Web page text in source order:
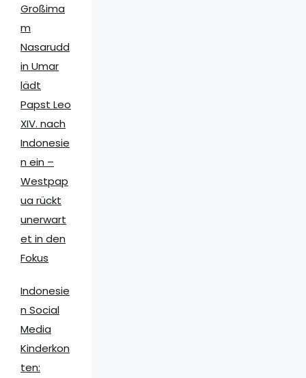
Großima
m
Nasarudd
in Umar
lädt
Papst Leo
XIV. nach
Indonesie
n ein –
Westpap
ua rückt
unerwart
et in den
Fokus
Indonesie
n Social
Media
Kinderkon
ten: